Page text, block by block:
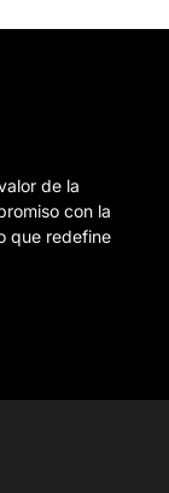
de la
con la
que redefine